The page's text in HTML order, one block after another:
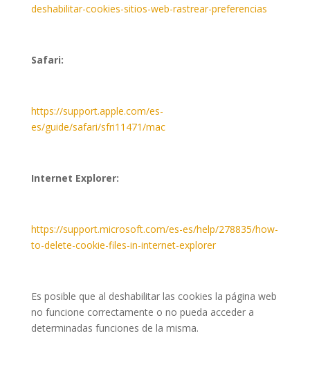
deshabilitar-cookies-sitios-web-rastrear-preferencias
Safari:
https://support.apple.com/es-
es/guide/safari/sfri11471/mac
Internet Explorer:
https://support.microsoft.com/es-es/help/278835/how-
to-delete-cookie-files-in-internet-explorer
Es posible que al deshabilitar las cookies la página web
no funcione correctamente o no pueda acceder a
determinadas funciones de la misma.